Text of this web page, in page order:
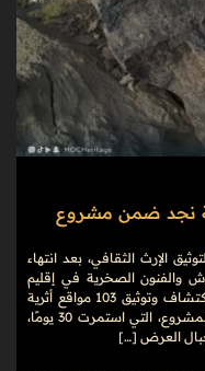
عالية نجد ضمن مشروع
الإرث الثقافي، بعد انتهاء
والفنون الصخرية في إقليم
عالية نجد بمنطقة الرياض، والذي أسفر عن اكتشاف وتوثيق 103 مواقع أثرية
تضم شواهد تاريخية متنوعة. وشملت أعمال المشروع، التي استمرت 30 يومًا،
العرض […]